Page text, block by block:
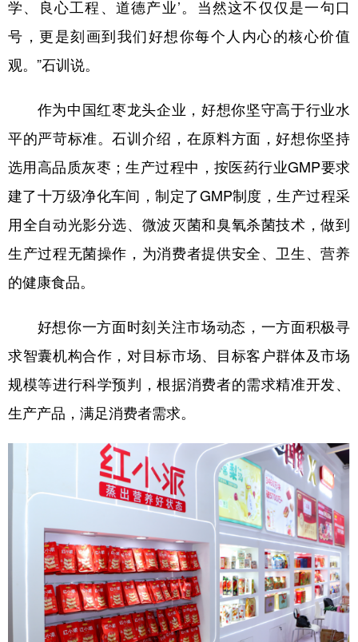
多语种频道
English Español Français عربى
Русский язык
学、良心工程、道德产业’。当然这不仅仅是一句口
号，更是刻画到我们好想你每个人内心的核心价值
观。”石训说。
作为中国红枣龙头企业，好想你坚守高于行业水
平的严苛标准。石训介绍，在原料方面，好想你坚持
选用高品质灰枣；生产过程中，按医药行业GMP要求
建了十万级净化车间，制定了GMP制度，生产过程采
用全自动光影分选、微波灭菌和臭氧杀菌技术，做到
生产过程无菌操作，为消费者提供安全、卫生、营养
的健康食品。
好想你一方面时刻关注市场动态，一方面积极寻
求智囊机构合作，对目标市场、目标客户群体及市场
规模等进行科学预判，根据消费者的需求精准开发、
生产产品，满足消费者需求。